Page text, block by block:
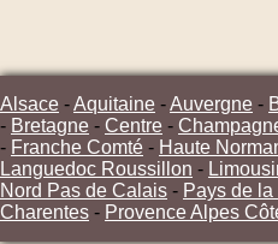
Alsace -Aquitaine -Auvergne -
- Bretagne - Centre -
- Franche Comté - Haute
Languedoc Roussillon -
Nord Pas de Calais - Pays de la
Charentes - Provence Alpes